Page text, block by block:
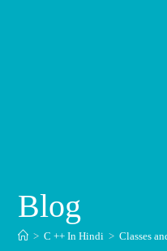
Blog
> C ++ In Hindi > Classes